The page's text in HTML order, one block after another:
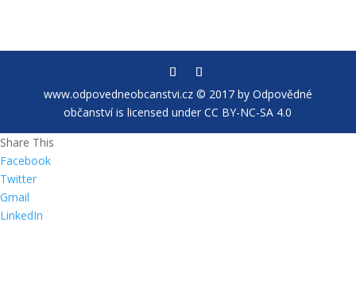
www.odpovedneobcanstvi.cz © 2017 by Odpovědné
občanství is licensed under CC BY-NC-SA 4.0
Share This
Facebook
Twitter
Gmail
LinkedIn